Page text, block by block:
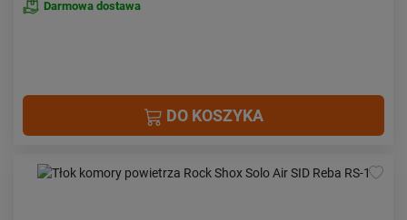
Darmowa dostawa
DO KOSZYKA